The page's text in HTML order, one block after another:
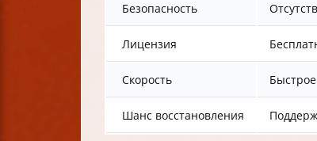
Безопасность
Лицензия
Скорость
Шанс восстановления